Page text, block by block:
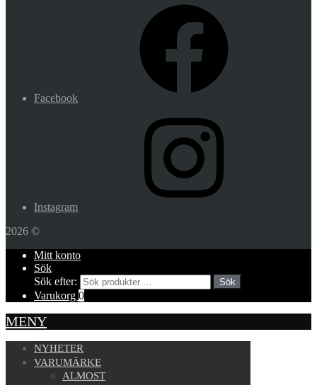
Facebook
Instagram
2026 ©
Mitt konto
Sök
Sök efter:
Sök
Varukorg 0
MENY
NYHETER
VARUMÄRKE
ALMOST